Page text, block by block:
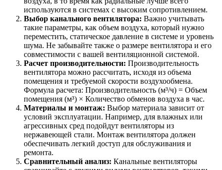
используются в системах с высоким сопротивлением.
Выбор канального вентилятора: Важно учитывать
такие параметры, как объем воздуха, который нужно
переместить, статическое давление в системе и уровень
шума. Не забывайте также о размере вентилятора и его
совместимости с вашей вентиляционной системой.
Расчет производительности: Производительность
вентилятора можно рассчитать, исходя из объема
помещения и требуемой скорости воздухообмена.
Формула расчета: Производительность (м³/ч) = Объем
помещения (м³) × Количество обменов воздуха в час.
Материалы и монтаж: Выбор материала зависит от
условий эксплуатации. Например, для влажных или
агрессивных сред подойдут вентиляторы из
нержавеющей стали. Монтаж вентилятора должен
обеспечивать легкий доступ для обслуживания и
ремонта.
Сравнительный анализ: Канальные вентиляторы